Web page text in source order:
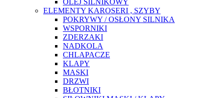
OLEJ SILNIKOWY
ELEMENTY KAROSERI , SZYBY
POKRYWY / OSŁONY SILNIKA
WSPORNIKI
ZDERZAKI
NADKOLA
CHLAPACZE
KLAPY
MASKI
DRZWI
BŁOTNIKI